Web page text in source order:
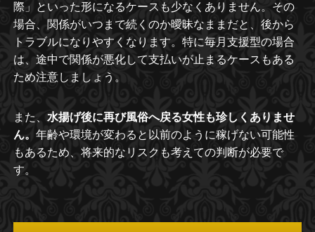
際」といった形になるケースも少なくありません。その
場合、関係がいつまで続くのか曖昧なままだと、後から
トラブルになりやすくなります。特に毎月支援型の場合
は、途中で関係が悪化して支払いが止まるケースもある
ため注意しましょう。
また、 水揚げ後に再び風俗へ戻る女性も珍しくありませ
ん。 年齢や環境が変わると以前のように稼げない可能性
もあるため、将来的なリスクも考えての判断が必要で
す。